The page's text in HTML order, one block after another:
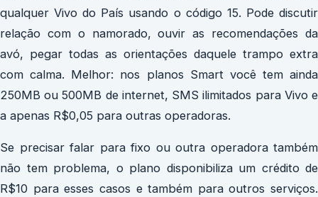
qualquer Vivo do País usando o código 15. Pode discutir
relação com o namorado, ouvir as recomendações da
avó, pegar todas as orientações daquele trampo extra
com calma. Melhor: nos planos Smart você tem ainda
250MB ou 500MB de internet, SMS ilimitados para Vivo e
a apenas R$0,05 para outras operadoras.
Se precisar falar para fixo ou outra operadora também
não tem problema, o plano disponibiliza um crédito de
R$10 para esses casos e também para outros serviços.